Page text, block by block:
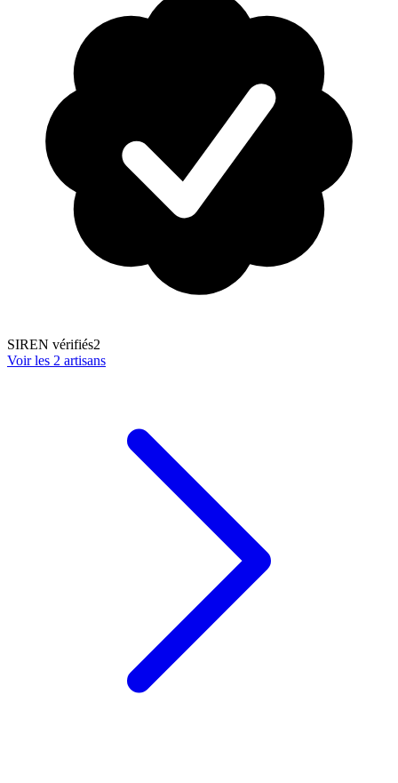
SIREN vérifiés2
Voir les 2 artisans